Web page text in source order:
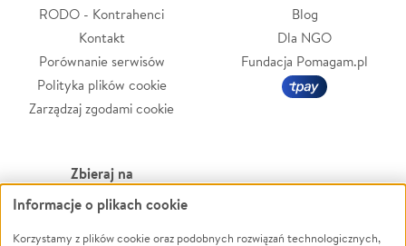
RODO - Kontrahenci
Kontakt
Porównanie serwisów
Polityka plików cookie
Zarządzaj zgodami cookie
Blog
Dla NGO
Fundacja Pomagam.pl
Zbieraj na
Leczenie
Zwierzęta
Powódź
Informacje o plikach cookie
Korzystamy z plików cookie oraz podobnych rozwiązań technologicznych,